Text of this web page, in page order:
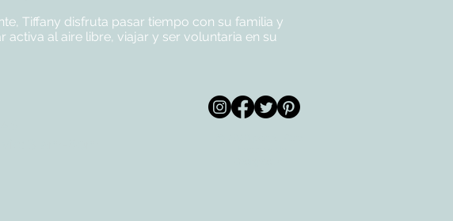
Tiffany disfruta pasar tiempo con su familia y
activa al aire libre, viajar y ser voluntaria en su